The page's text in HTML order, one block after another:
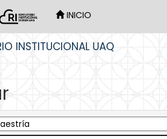
INICIO
INSTITUCIONAL UAQ